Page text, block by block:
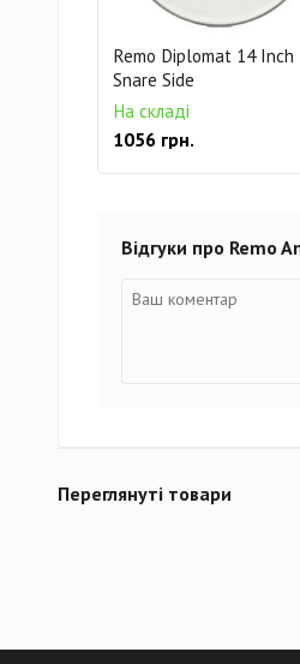
Remo Diplomat 14 Inch
Snare Side
На складі
1056 грн.
Відгуки про Remo
Переглянуті товари